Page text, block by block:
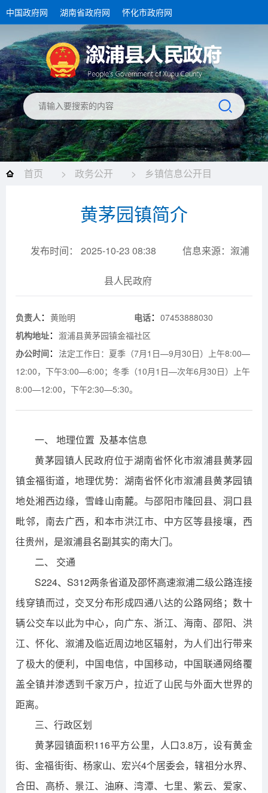
中国政府网 湖南省政府网 怀化市政府网
首页 > 政务公开 >
乡镇信息公开目
黄茅园镇简介
发布时间： 2025-10-23 08:38 信息来源：溆浦
县人民政府
负责人： 黄贻明 电话： 07453888030
机构地址： 溆浦县黄茅园镇金福社区
办公时间： 法定工作日：夏季（7月1日—9月30日）上午8:00—
12:00，下午3:00—6:00；冬季（10月1日—次年6月30日）上午
8:00—12:00，下午2:30—5:30。
一、 地理位置 及基本信息
黄茅园镇人民政府位于湖南省怀化市溆浦县黄茅园
镇金福街道，地理优势：湖南省怀化市溆浦县黄茅园镇
地处湘西边缘，雪峰山南麓。与邵阳市隆回县、洞口县
毗邻，南去广西，和本市洪江市、中方区等县接壤，西
往贵州，是溆浦县名副其实的南大门。
二、 交通
S224、S312两条省道及邵怀高速溆浦二级公路连接
线穿镇而过，交叉分布形成四通八达的公路网络；数十
辆公交车以此为中心，向广东、浙江、海南、邵阳、洪
江、怀化、溆浦及临近周边地区辐射，为人们出行带来
了极大的便利，中国电信，中国移动，中国联通网络覆
盖全镇并渗透到千家万户，拉近了山民与外面大世界的
距离。
三、行政区划
黄茅园镇面积116平方公里，人口3.8万，设有黄金
街、金福街街、杨家山、宏兴4个居委会，辖祖分水界、
合田、高桥、景江、油麻、湾潭、七里、紫云、爱家、